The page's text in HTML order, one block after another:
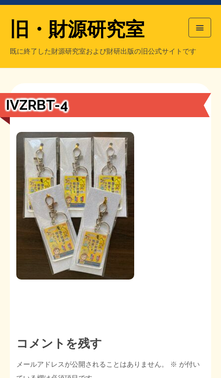
【国の、本当の】財源チラシ／旧・財源研究室
シン財源はあなたです／合同誌／旧・サブカル分室
日本経済を解説するヤンキー／MIHANAマンガ／旧・財研出版
もっと知りたい方へ
マネクリ戦士 RED & BLACK
MMTの学習資料
STOPインボイス作品集
たかの経世済民イラスト集
旧・財源研究室
既に終了した財源研究室および財研出版の旧公式サイトです
旧・財源研究室について
チラシ発行部数
会計報告
旧・財研出版について
会計報告
IVZRBT-4
コメントを残す
メールアドレスが公開されることはありません。 ※ が付い